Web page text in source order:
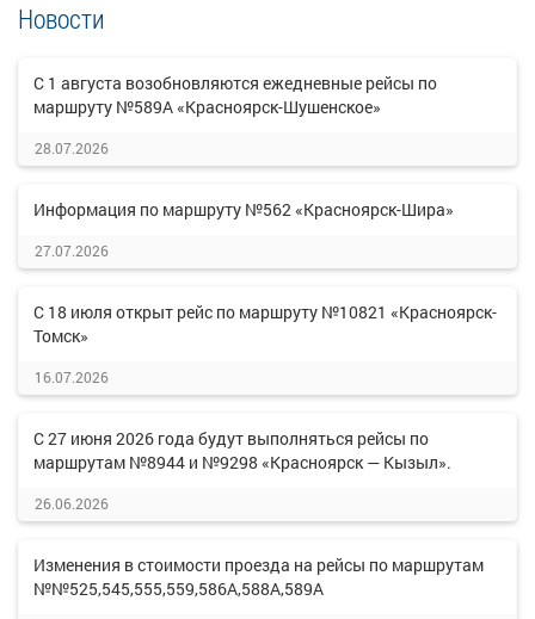
Новости
С 1 августа возобновляются ежедневные рейсы по
маршруту №589А «Красноярск-Шушенское»
28.07.2026
Информация по маршруту №562 «Красноярск-Шира»
27.07.2026
С 18 июля открыт рейс по маршруту №10821 «Красноярск-
Томск»
16.07.2026
С 27 июня 2026 года будут выполняться рейсы по
маршрутам №8944 и №9298 «Красноярск — Кызыл».
26.06.2026
Изменения в стоимости проезда на рейсы по маршрутам
№№525,545,555,559,586А,588А,589А